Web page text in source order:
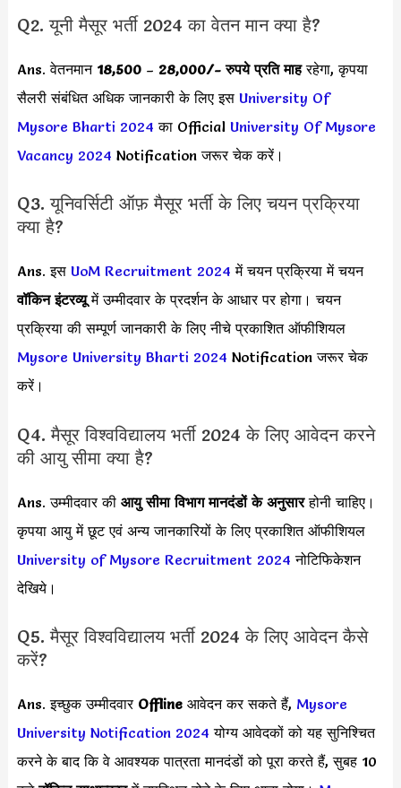
Q2. यूनी मैसूर भर्ती 2024 का वेतन मान क्या है?
Ans. वेतनमान 18,500– 28,000/- रुपये प्रति माहरहेगा, कृपया
सैलरी संबंधित अधिक जानकारी के लिए इस University Of
Mysore Bharti 2024 का Official University Of Mysore
Vacancy 2024 Notification जरूर चेक करें।
Q3. यूनिवर्सिटी ऑफ़ मैसूर भर्ती के लिए चयन प्रक्रिया
क्या है?
Ans. इस UoM Recruitment 2024 में चयन प्रक्रिया में चयन
वॉकिन इंटरव्यूमें उम्मीदवार के प्रदर्शन के आधार पर होगा। चयन
प्रक्रिया की सम्पूर्ण जानकारी के लिए नीचे प्रकाशित ऑफीशियल
Mysore University Bharti 2024 Notification जरूर चेक
करें।
Q4. मैसूर विश्वविद्यालय भर्ती 2024 के लिए आवेदन करने
की आयु सीमा क्या है?
Ans. उम्मीदवार की आयु सीमा विभाग मानदंडों के अनुसारहोनी चाहिए।
कृपया आयु में छूट एवं अन्य जानकारियों के लिए प्रकाशित ऑफीशियल
University of Mysore Recruitment 2024 नोटिफिकेशन
देखिये।
Q5. मैसूर विश्वविद्यालय भर्ती 2024 के लिए आवेदन कैसे
करें?
Ans. इच्छुक उम्मीदवार Offline आवेदन कर सकते हैं, Mysore
University Notification 2024 योग्य आवेदकों को यह सुनिश्चित
करने के बाद कि वे आवश्यक पात्रता मानदंडों को पूरा करते हैं, सुबह 10